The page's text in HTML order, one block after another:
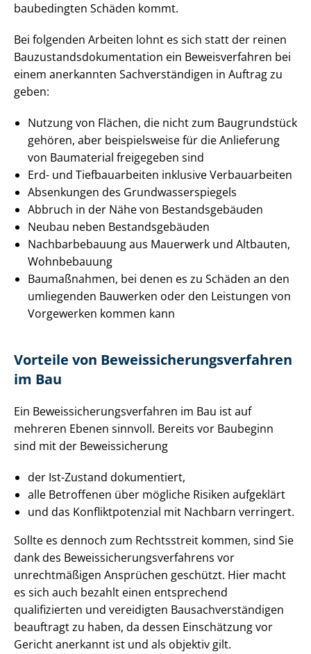
baubedingten Schäden kommt.
Bei folgenden Arbeiten lohnt es sich statt der reinen
Bau­zu­stands­do­ku­men­ta­ti­on ein Beweisverfahren bei
einem anerkannten Sach­ver­stän­di­gen in Auftrag zu
geben:
Nutzung von Flächen, die nicht zum Baugrundstück
gehören, aber beispielsweise für die Anlieferung
von Baumaterial freigegeben sind
Erd- und Tiefbauarbeiten inklusive Verbauarbeiten
Absenkungen des Grund­was­ser­spie­gels
Abbruch in der Nähe von Be­stands­ge­bäu­den
Neubau neben Be­stands­ge­bäu­den
Nachbarbebauung aus Mauerwerk und Altbauten,
Wohnbebauung
Baumaßnahmen, bei denen es zu Schäden an den
umliegenden Bauwerken oder den Leistungen von
Vorgewerken kommen kann
Vorteile von Be­weis­si­che­rungs­ver­fah­ren
im Bau
Ein Be­weis­si­che­rungs­ver­fah­ren im Bau ist auf
mehreren Ebenen sinnvoll. Bereits vor Baubeginn
sind mit der Beweissicherung
der Ist-Zustand dokumentiert,
alle Betroffenen über mögliche Risiken aufgeklärt
und das Kon­flikt­po­ten­zi­al mit Nachbarn verringert.
Sollte es dennoch zum Rechtsstreit kommen, sind Sie
dank des Be­weis­si­che­rungs­ver­fah­rens vor
unrechtmäßigen Ansprüchen geschützt. Hier macht
es sich auch bezahlt einen entsprechend
qualifizierten und vereidigten Bau­sach­ver­stän­di­gen
beauftragt zu haben, da dessen Einschätzung vor
Gericht anerkannt ist und als objektiv gilt.